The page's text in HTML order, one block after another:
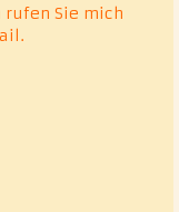
rufen Sie mich